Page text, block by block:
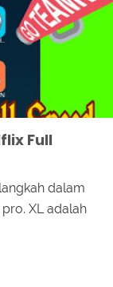
Full
dalam
XL adalah